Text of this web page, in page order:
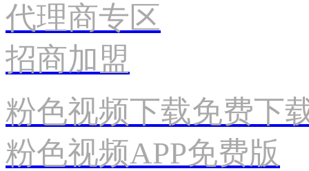
代理商专区
招商加盟
粉色视频下载免费下
粉色视频APP免费版